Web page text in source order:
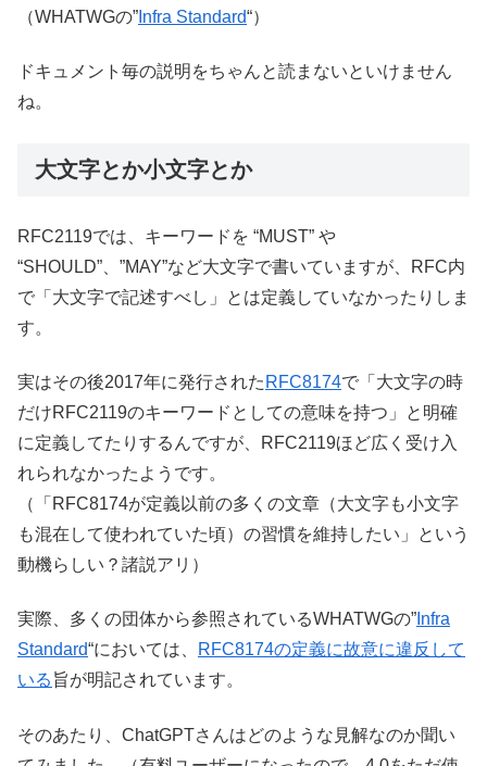
（WHATWGの” Infra Standard“）
ドキュメント毎の説明をちゃんと読まないといけません
ね。
大文字とか小文字とか
RFC2119では、キーワードを “MUST” や
“SHOULD”、”MAY”など大文字で書いていますが、RFC内
で「大文字で記述すべし」とは定義していなかったりしま
す。
実はその後2017年に発行された RFC8174で「大文字の時
だけRFC2119のキーワードとしての意味を持つ」と明確
に定義してたりするんですが、RFC2119ほど広く受け入
れられなかったようです。
（「RFC8174が定義以前の多くの文章（大文字も小文字
も混在して使われていた頃）の習慣を維持したい」という
動機らしい？諸説アリ）
実際、多くの団体から参照されているWHATWGの” Infra
Standard“においては、
RFC8174の定義に故意に違反して
いる 旨が明記されています。
そのあたり、ChatGPTさんはどのような見解なのか聞い